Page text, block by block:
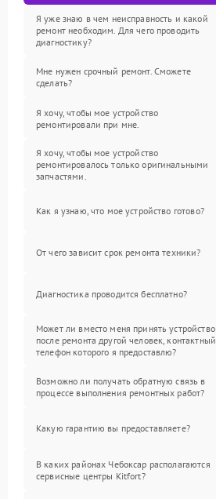
Я уже знаю в чем неисправность и какой
ремонт необходим. Для чего проводить
диагностику?
Мне нужен срочный ремонт. Сможете
сделать?
Я хочу, чтобы мое устройство
ремонтировали при мне.
Я хочу, чтобы мое устройство
ремонтировалось только оригинальными
запчастями.
Как я узнаю, что мое устройство готово?
От чего зависит срок ремонта техники?
Диагностика проводится бесплатно?
Может ли вместо меня принять устройство
после ремонта другой человек, контактный
телефон которого я предоставлю?
Возможно ли получать обратную связь в
процессе выполнения ремонтных работ?
Какую гарантию вы предоставляете?
В каких районах Чебоксар располагаются
сервисные центры Kitfort?